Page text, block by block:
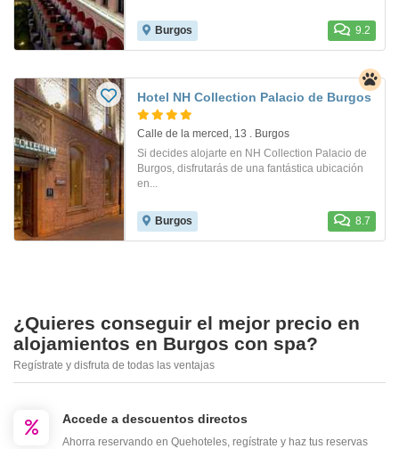
Burgos 9.2
Hotel NH Collection Palacio de Burgos
Calle de la merced, 13 . Burgos
Si decides alojarte en NH Collection Palacio de
Burgos, disfrutarás de una fantástica ubicación
en...
Burgos 8.7
¿Quieres conseguir el mejor precio en
alojamientos en Burgos con spa?
Regístrate y disfruta de todas las ventajas
Accede a descuentos directos
Ahorra reservando en Quehoteles, regístrate y haz tus reservas